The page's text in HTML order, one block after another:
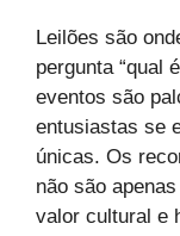
Leilões são
pergunta “qual
eventos são
entusiastas se
únicas. Os
não são
valor cultural e